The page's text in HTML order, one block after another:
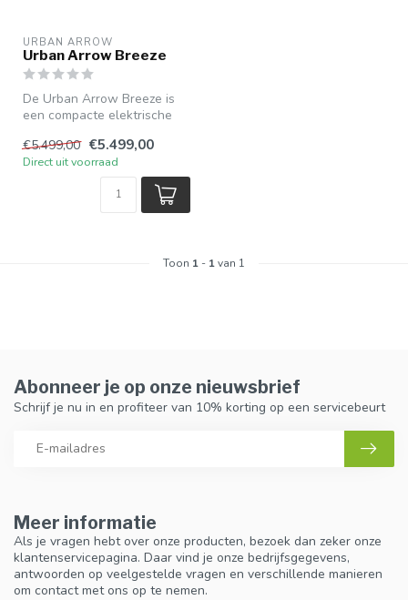
URBAN ARROW
Urban Arrow Breeze
De Urban Arrow Breeze is
een compacte elektrische
laadcapa...
€5.499,00 €5.499,00
Direct uit voorraad
Toon 1 - 1van 1
Meer informatie
Als je vragen hebt over onze producten, bezoek dan zeker onze
klantenservicepagina. Daar vind je onze bedrijfsgegevens,
antwoorden op veelgestelde vragen en verschillende manieren
om contact met ons op te nemen.
Abonneer je op onze nieuwsbrief
Schrijf je nu in en profiteer van 10% korting op een servicebeurt